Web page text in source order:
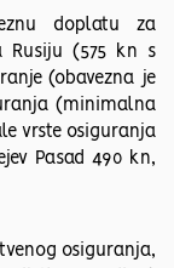
doplatu za
Rusiju (575 kn s
(obavezna je
(minimalna
vrste osiguranja
Pasad 490 kn,
osiguranja,